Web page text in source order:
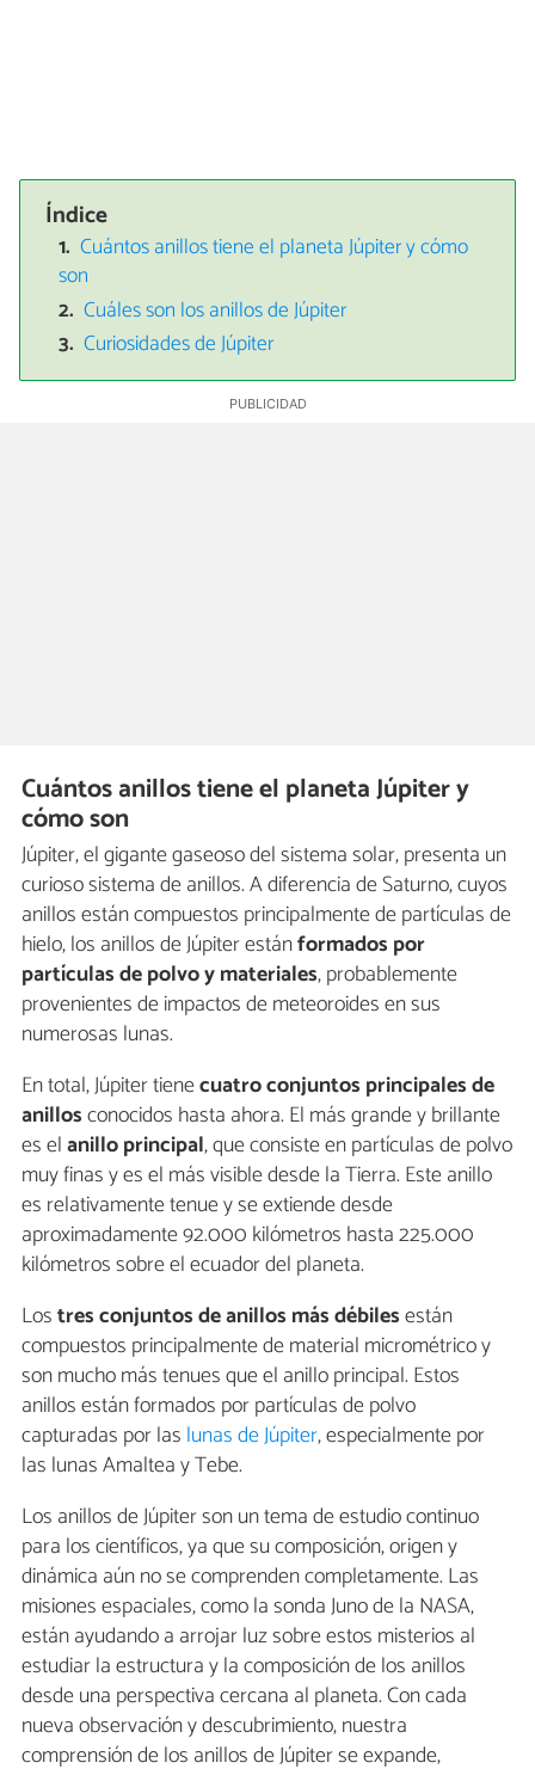
Índice
Cuántos anillos tiene el planeta Júpiter y cómo
son
Cuáles son los anillos de Júpiter
Curiosidades de Júpiter
Cuántos anillos tiene el planeta Júpiter y
cómo son
Júpiter, el gigante gaseoso del sistema solar, presenta un
curioso sistema de anillos. A diferencia de Saturno, cuyos
anillos están compuestos principalmente de partículas de
hielo, los anillos de Júpiter estánformados por
partículas de polvo y materiales, probablemente
provenientes de impactos de meteoroides en sus
numerosas lunas.
En total, Júpiter tienecuatro conjuntos principales de
anillosconocidos hasta ahora. El más grande y brillante
es elanillo principal, que consiste en partículas de polvo
muy finas y es el más visible desde la Tierra. Este anillo
es relativamente tenue y se extiende desde
aproximadamente 92.000 kilómetros hasta 225.000
kilómetros sobre el ecuador del planeta.
Lostres conjuntos de anillos más débilesestán
compuestos principalmente de material micrométrico y
son mucho más tenues que el anillo principal. Estos
anillos están formados por partículas de polvo
capturadas por las lunas de Júpiter, especialmente por
las lunas Amaltea y Tebe.
Los anillos de Júpiter son un tema de estudio continuo
para los científicos, ya que su composición, origen y
dinámica aún no se comprenden completamente. Las
misiones espaciales, como la sonda Juno de la NASA,
están ayudando a arrojar luz sobre estos misterios al
estudiar la estructura y la composición de los anillos
desde una perspectiva cercana al planeta. Con cada
nueva observación y descubrimiento, nuestra
comprensión de los anillos de Júpiter se expande,